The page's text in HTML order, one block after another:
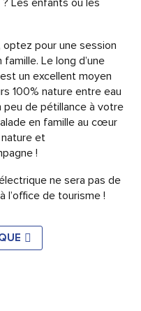
pour une session
Le long d’une
un excellent moyen
100% nature entre eau
peu de pétillance à votre
en famille au cœur
et
!
ne sera pas de
l’office de tourisme !